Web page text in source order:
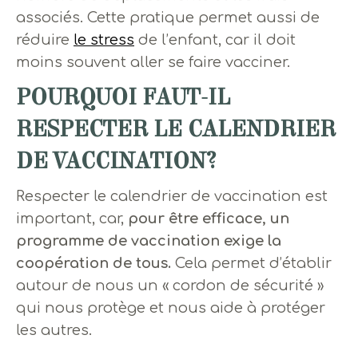
associés. Cette pratique permet aussi de
réduire le stress de l’enfant, car il doit
moins souvent aller se faire vacciner.
POURQUOI FAUT-IL
RESPECTER LE CALENDRIER
DE VACCINATION?
Respecter le calendrier de vaccination est
important, car, pour être efficace, un
programme de vaccination exige la
coopération de tous. Cela permet d’établir
autour de nous un « cordon de sécurité »
qui nous protège et nous aide à protéger
les autres.